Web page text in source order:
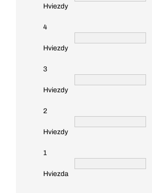
Hviezdy
4
Hviezdy
3
Hviezdy
2
Hviezdy
1
Hviezda